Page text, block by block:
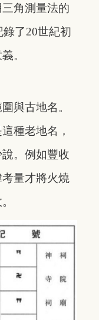
角測量法的
了20世紀初
。
與古地名。
種老地名，
。例如豐收
量才將火燒